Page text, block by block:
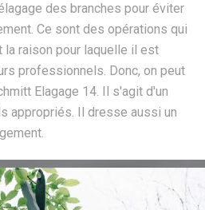
des branches pour éviter
Ce sont des opérations qui
raison pour laquelle il est
professionnels. Donc, on peut
Elagage 14. Il s'agit d'un
appropriés. Il dresse aussi un